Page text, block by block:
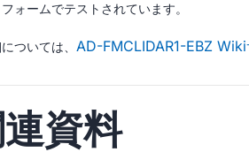
ォームでテストされています。
ついては、 AD-FMCLIDAR1-EBZ Wiki
資料